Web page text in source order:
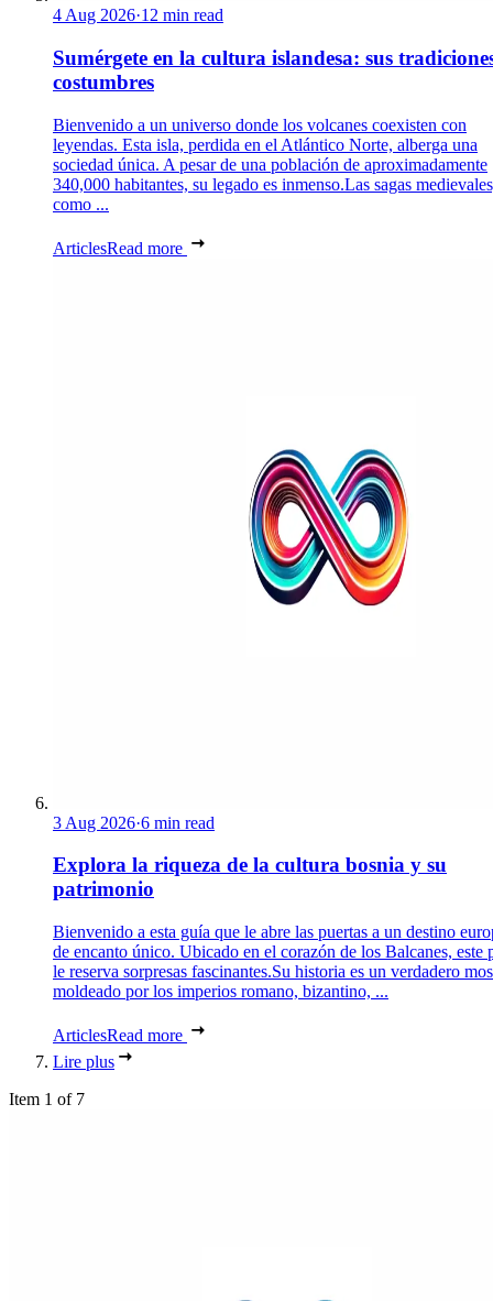
4 Aug 2026·12 min read
Sumérgete en la cultura islandesa: sus
costumbres
Bienvenido a un universo donde los volcanes coexisten con
leyendas. Esta isla, perdida en el Atlántico Norte, alberga una
sociedad única. A pesar de una población de aproximadamente
340,000 habitantes, su legado es inmenso.Las sagas
como ...
ArticlesRead more
3 Aug 2026·6 min read
Explora la riqueza de la cultura bosnia y su
patrimonio
Bienvenido a esta guía que le abre las puertas a un destino
de encanto único. Ubicado en el corazón de los Balcanes, este
le reserva sorpresas fascinantes.Su historia es un verdadero
moldeado por los imperios romano, bizantino, ...
ArticlesRead more
Lire plus
Item 1 of 7